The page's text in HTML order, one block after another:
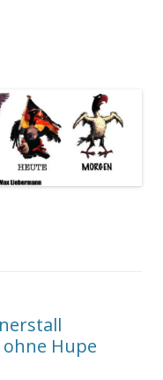
dieser unserer
Hupe